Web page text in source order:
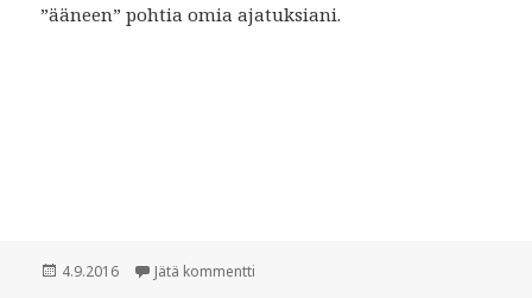
”ääneen” pohtia omia ajatuksiani.
Julkaistu
4.9.2016 Jätä kommentti